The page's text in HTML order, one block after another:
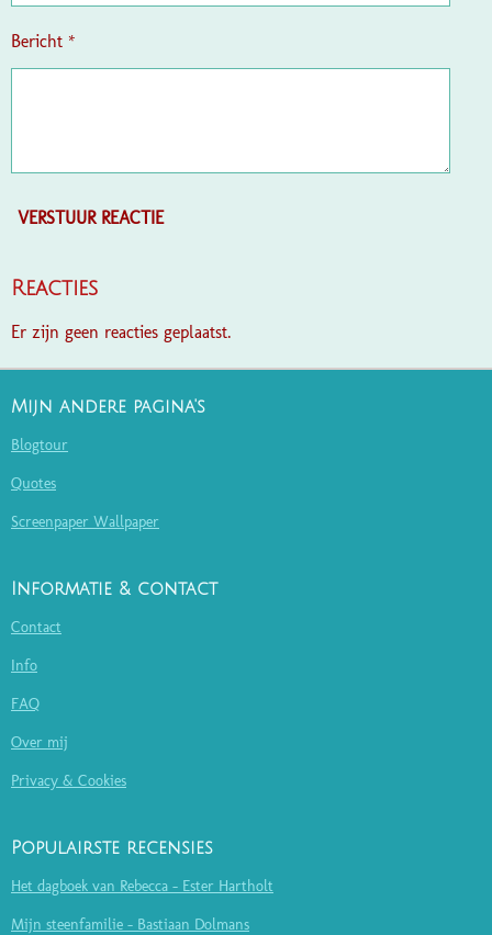
Bericht *
VERSTUUR REACTIE
Reacties
Er zijn geen reacties geplaatst.
Mijn andere pagina's
Blogtour
Quotes
Screenpaper Wallpaper
Informatie & contact
Contact
Info
FAQ
Over mij
Privacy & Cookies
Populairste recensies
Het dagboek van Rebecca - Ester Hartholt
Mijn steenfamilie - Bastiaan Dolmans